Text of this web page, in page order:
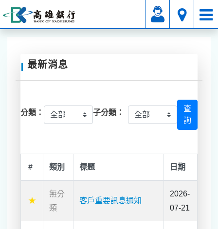
附屬業務 公告專區
最新消息
分類： 子分類：
查
詢
# 類別 標題 日期
★
無分
類
客⼾重要訊息通知
2026-
07-21